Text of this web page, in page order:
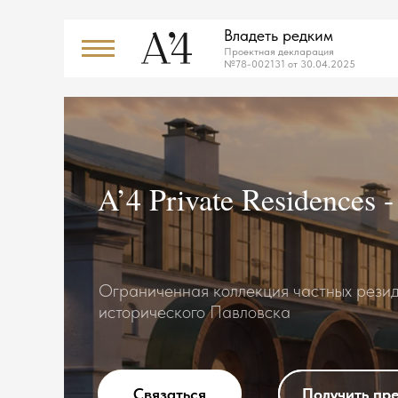
Проектная декларация
№78-002131 от 30.04.2025
Владеть редким
A’4 Private Residences
Ограниченная коллекция частных
исторического Павловска
Связаться
Связаться Получить
Получить